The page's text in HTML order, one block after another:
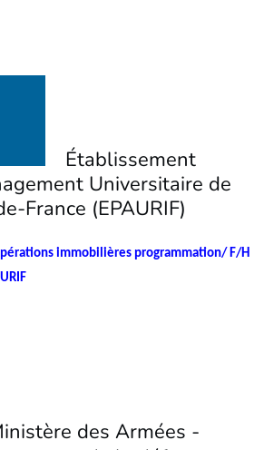
Établissement
Universitaire de
France (EPAURIF)
immobilières programmation/ F/H
des Armées -